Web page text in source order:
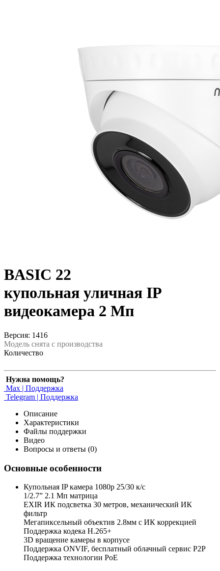
BASIC 22
купольная уличная IP
видеокамера 2 Мп
Версия: 1416
Модель снята с производства
Количество
Нужна помощь?
Max | Поддержка
Telegram | Поддержка
Описание
Характеристики
Файлы поддержки
Видео
Вопросы и ответы (0)
Основные особенности
Купольная IP камера 1080p 25/30 к/с
1/2.7” 2.1 Мп матрица
EXIR ИК подсветка 30 метров, механический ИК
фильтр
Мегапиксельный объектив 2.8мм с ИК коррекцией
Поддержка кодека H.265+
3D вращение камеры в корпусе
Поддержка ONVIF, бесплатный облачный сервис P2P
Поддержка технологии PoE